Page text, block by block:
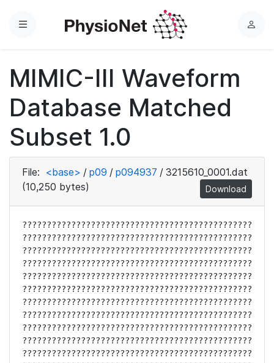
Menu
L
MIMIC-III Waveform
Database Matched
Subset 1.0
File: <base> / p09 / p094937 / 3215610_0001.dat
(10,250 bytes)
Download
????????????????????????????????????????????????????????????????????????????????????????????????????????????????????????????????????????????????????????????????????????????????????????????????????????????????????????????????????????????????????????????????????????????????????????????????????????????????????????????????????????????????????????????????????????????????????????????????????????????????????????????????????????????????????????????????????????????????????????????????????????????????????????????????????????????????????????????????????????????????????????????????????????????????????????????????????????????????????????????????????????????????????????????????????????????????????????????????????????????????????????????????????????????????????????????????????????????????????????????????????????????????????????????????????????????????????????????????????????????????????????????????????????????????????????????????????????????????????????????????????????????????????????????????????????????????????????????????????????????????????????????????????????????????????????????????????????????????????????????????????????????????????????????????????????????????????????????????????????????????????????????????????????????????????????????????????????????????????????????????????????????????????????????????????????????????????????????????????????????????????????????????????????????????????????????????????????????????????????????????????????????????????????????????????????????????????????????????????????????????????????????????????????????????????????????????????????????????????????????????????????????????????????????????????????????????????????????????????????????????????????????????????????????????????????????????????????????????????????????????????????????????????????????????????????????????????????????????????????????????????????????????????????????????????????????????????????????????????????????????????????????????????????????????????????????????????????????????????????????????????????????????????????????????????????????????????????????????????????????????????????????????????????????????????????????????????????????????????????????????????????????????????????????????????????????????????????????????????????????????????????????????????????????????????????????????????????????????????????????????????????????????????????????????????????????????????????????????????????????????????????????????????????????????????????????????????????????????????????????????????????????????????????????????????????????????????????????????????????????????????????????????????????????????????????????????????????????????????????????????????????????????????????????????????????????????????????????????????????????????????????????????????????????????????????????????????????????????????????????????????????????????????????????????????????????????????????????????????????????????????????????????????????????????????????????????????????????????????????????????????????????????????????????????????????????????????????????????????????????????????????????????????????????????????????????????????????????????????????????????????????????????????????????????????????????????????????????????????????????????????????????????????????????????????????????????????????????????????????????????????????????????????????????????????????????????????????????????????????????????????????????????????????????????????????????????????????????????????????????????????????????????????????????????????????????????????????????????????????????????????????????????????????????????????????????????????????????????????????????????????????????????????????????????????????????????????????????????????????????????????????????????????????????????????????????????????????????????????????????????????????????????????????????????????????????????????????????????????????????????????????????????????????????????????????????????????????????????????????????????????????????????????????????????????????????????????????????????????????????????????????????????????????????????????????????????????????????????????????????????????????????????????????????????????????????????????????????????????????????????????????????????????????????????????????????????????????????????????????????????????????????????????????????????????????????????????????????????????????????????????????????????????????????????????????????????????????????????????????????????????????????????????????????????????????????????????????????????????????????????????????????????????????????????????????????????????????????????????????????????????????????????????????????????????????????????????????????????????????????????????????????????????????????????????????????????????????????????????????????????????????????????????????????????????????????????????????????????????????????????????????????????????????????????????????????????????????????????????????????????????????????????????????????????????????????????????????????????????????????????????????????????????????????????????????????????????????????????????????????????????????????????????????????????????????????????????????????????????????????????????????????????????????????????????????????????????????????????????????????????????????????????????????????????????????????????????????????????????????????????????????????????????????????????????????????????????????????????????????????????????????????????????????????????????????????????????????????????????????????????????????????????????????????????????????????????????????????????????????????????????????????????????????????????????????????????????????????????????????????????????????????????????????????????????????????????????????????????????????????????????????????????????????????????????????????????????????????????????????????????????????????????????????????????????????????????????????????????????????????????????????????????????????????????????????????????????????????????????????????????????????????????????????????????????????????????????????????????????????????????????????????????????????????????????????????????????????????????????????????????????????????????????????????????????????????????????????????????????????????????????????????????????????????????????????????????????????????????????????????????????????????????????????????????????????????????????????????????????????????????????????????????????????????????????????????????????????????????????????????????????????????????????????????????????????????????????????????????????????????????????????????????????????????????????????????????????????????????????????????????????????????????????????????????????????????????????????????????????????????????????????????????????????????????????????????????????????????????????????????????????????????????????????????????????????????????????????????????????????????????????????????????????????????????????????????????????????????????????????????????????????????????????????????????????????????????????????????????????????????????????????????????????????????????????????????????????????????????????????????????????????????????????????????????????????????????????????????????????????????????????????????????????????????????????????????????????????????????????????????????????????????????????????????????????????????????????????????????????????????????????????????????????????????????????????????????????????????????????????????????????????????????????????????????????????????????????????????????????????????????????????????????????????????????????????????????????????????????????????????????????????????????????????????????????????????????????????????????????????????????????????????????????????????????????????????????????????????????????????????????????????????????????????????????????????????????????????????????????????????????????????????????????????????????????????????????????????????????????????????????????????????????????????????????????????????????????????????????????????????????????????????????????????????????????????????????????????????????????????????????????????????????????????????????????????????????????????????????????????????????????????????????????????????????????????????????????????????????????????????????????????????????????????????????????????????????????????????????????????????????????????????????????????????????????????????????????????????????????????????????????????????????????????????????????????????????????????????????????????????????????????????????????????????????????????????????????????????????????????????????????????????????????????????????????????????????????????????????????????????????????????????????????????????????????????????????????????????????????????????????????????????????????????????????????????????????????????????????????????????????????????????????????????????????????????????????????????????????????????????????????????????????????????????????????????????????????????????????????????????????????????????????????????????????????????????????????????????????????????????????????????????????????????????????????????????????????????????????????????????????????????????????????????????????????????????????????????????????????????????????????????????????????????????????????????????????????????????????????????????????????????????????????????????????????????????????????????????????????????????????????????????????????????????????????????????????????????????????????????????????????????????????????????????????????????????????????????????????????????????????????????????????????????????????????????????????????????????????????????????????????????????????????????????????????????????????????????????????????????????????????????????????????????????????????????????????????????????????????????????????????????????????????????????????????????????????????????????????????????????????????????????????????????????????????????????????????????????????????????????????????????????????????????????????????????????????????????????????????????????????????????????????????????????????????????????????????????????????????????????????